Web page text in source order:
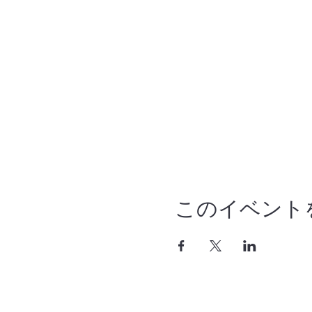
このイベント